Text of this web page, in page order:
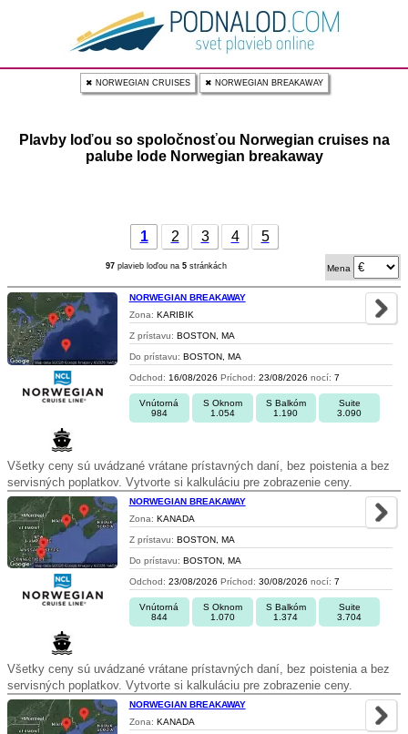
✖ NORWEGIAN CRUISES ✖ NORWEGIAN BREAKAWAY
Plavby loďou so spoločnosťou Norwegian cruises na
palube lode Norwegian breakaway
1 2 3 4 5
97 plavieb loďou na 5 stránkách Mena
NORWEGIAN BREAKAWAY
Zona: KARIBIK
Z prístavu: BOSTON, MA
Do prístavu: BOSTON, MA
Odchod: 16/08/2026 Príchod: 23/08/2026 nocí: 7
Vnútorná
984
S Oknom
1.054
S Balkóm
1.190
Suite
3.090
Všetky ceny sú uvádzané vrátane prístavných daní, bez poistenia a bez
servisných poplatkov. Vytvorte si kalkuláciu pre zobrazenie ceny.
NORWEGIAN BREAKAWAY
Zona: KANADA
Z prístavu: BOSTON, MA
Do prístavu: BOSTON, MA
Odchod: 23/08/2026 Príchod: 30/08/2026 nocí: 7
Vnútorná
844
S Oknom
1.070
S Balkóm
1.374
Suite
3.704
Všetky ceny sú uvádzané vrátane prístavných daní, bez poistenia a bez
servisných poplatkov. Vytvorte si kalkuláciu pre zobrazenie ceny.
NORWEGIAN BREAKAWAY
Zona: KANADA